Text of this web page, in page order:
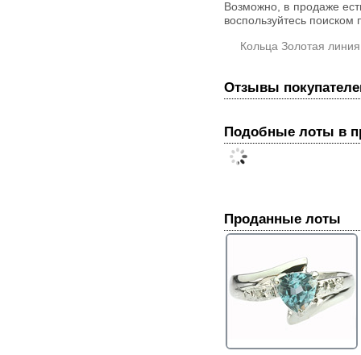
Возможно, в продаже
воспользуйтесь поиском
Кольца Золотая линия
Отзывы
Подобные лоты в
Проданные лоты